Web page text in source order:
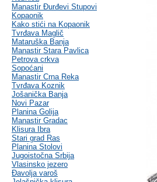
Manastir Đurđevi Stupovi
Kopaonik
Kako stići na Kopaonik
Tvrđava Maglič
Mataruška Banja
Manastir Stara Pavlica
Petrova crkva
Sopoćani
Manastir Crna Reka
Tvrđava Koznik
Jošanička Banja
Novi Pazar
Planina Golija
Manastir Gradac
Klisura Ibra
Stari grad Ras
Planina Stolovi
Jugoistočna Srbija
Vlasinsko jezero
Đavolja varoš